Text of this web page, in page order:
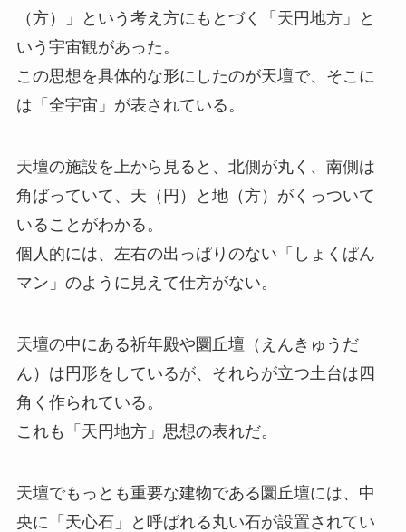
（方）」という考え方にもとづく「天円地方」と
いう宇宙観があった。
この思想を具体的な形にしたのが天壇で、そこに
は「全宇宙」が表されている。
天壇の施設を上から見ると、北側が丸く、南側は
角ばっていて、天（円）と地（方）がくっついて
いることがわかる。
個人的には、左右の出っぱりのない「しょくぱん
マン」のように見えて仕方がない。
天壇の中にある祈年殿や圜丘壇（えんきゅうだ
ん）は円形をしているが、それらが立つ土台は四
角く作られている。
これも「天円地方」思想の表れだ。
天壇でもっとも重要な建物である圜丘壇には、中
央に「天心石」と呼ばれる丸い石が設置されてい